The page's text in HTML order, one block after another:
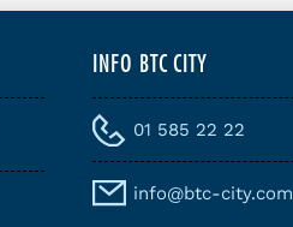
INFO BTC CITY
01 585 22 22
info@btc-city.com